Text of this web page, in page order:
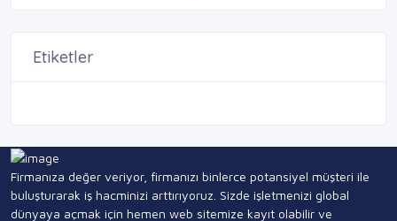
Etiketler
Firmanıza değer veriyor, firmanızı binlerce potansiyel müşteri ile
buluşturarak iş hacminizi arttırıyoruz. Sizde işletmenizi global
dünyaya açmak için hemen web sitemize kayıt olabilir ve